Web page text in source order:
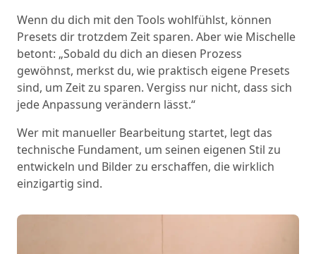
Wenn du dich mit den Tools wohlfühlst, können
Presets dir trotzdem Zeit sparen. Aber wie Mischelle
betont: „Sobald du dich an diesen Prozess
gewöhnst, merkst du, wie praktisch eigene Presets
sind, um Zeit zu sparen. Vergiss nur nicht, dass sich
jede Anpassung verändern lässt.“
Wer mit manueller Bearbeitung startet, legt das
technische Fundament, um seinen eigenen Stil zu
entwickeln und Bilder zu erschaffen, die wirklich
einzigartig sind.